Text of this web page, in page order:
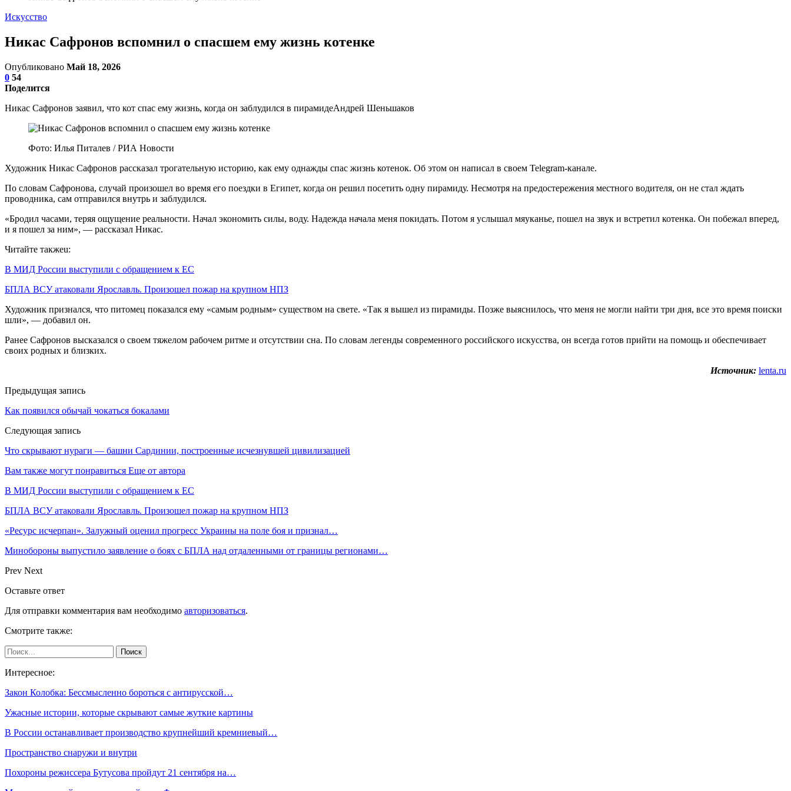
Искусство
Никас Сафронов вспомнил о спасшем ему жизнь котенке
Опубликовано Май 18, 2026
0 54
Поделится
Никас Сафронов заявил, что кот спас ему жизнь, когда он заблудился в пирамидеАндрей Шеньшаков
Фото: Илья Питалев / РИА Новости
Художник Никас Сафронов рассказал трогательную историю, как ему однажды спас жизнь котенок. Об этом он написал в своем Telegram-канале.
По словам Сафронова, случай произошел во время его поездки в Египет, когда он решил посетить одну пирамиду. Несмотря на предостережения местного водителя, он не стал ждать
проводника, сам отправился внутрь и заблудился.
«Бродил часами, теряя ощущение реальности. Начал экономить силы, воду. Надежда начала меня покидать. Потом я услышал мяуканье, пошел на звук и встретил котенка. Он побежал вперед,
и я пошел за ним», — рассказал Никас.
Читайте такжеu:
В МИД России выступили с обращением к ЕС
БПЛА ВСУ атаковали Ярославль. Произошел пожар на крупном НПЗ
Художник признался, что питомец показался ему «самым родным» существом на свете. «Так я вышел из пирамиды. Позже выяснилось, что меня не могли найти три дня, все это время поиски
шли», — добавил он.
Ранее Сафронов высказался о своем тяжелом рабочем ритме и отсутствии сна. По словам легенды современного российского искусства, он всегда готов прийти на помощь и обеспечивает
своих родных и близких.
Источник: lenta.ru
Предыдущая запись
Как появился обычай чокаться бокалами
Следующая запись
Что скрывают нураги — башни Сардинии, построенные исчезнувшей цивилизацией
Вам также могут понравиться Еще от автора
В МИД России выступили с обращением к ЕС
БПЛА ВСУ атаковали Ярославль. Произошел пожар на крупном НПЗ
«Ресурс исчерпан». Залужный оценил прогресс Украины на поле боя и признал…
Минобороны выпустило заявление о боях с БПЛА над отдаленными от границы регионами…
Prev Next
Оставьте ответ
Для отправки комментария вам необходимо авторизоваться.
Смотрите также:
Интересное:
Закон Колобка: Бессмысленно бороться с антирусской…
Ужасные истории, которые скрывают самые жуткие картины
В России останавливает производство крупнейший кремниевый…
Пространство снаружи и внутри
Похороны режиссера Бутусова пройдут 21 сентября на…